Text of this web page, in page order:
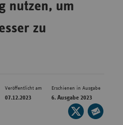
nutzen, um
zu
Veröffentlicht am
07.12.2023
Erschienen in Ausgabe
6. Ausgabe 2023
Seite
auf